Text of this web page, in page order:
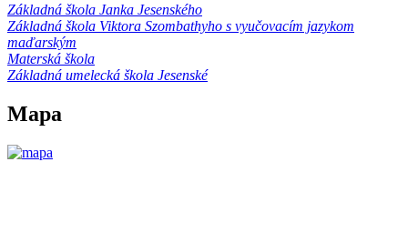
Základná škola Janka Jesenského
Základná škola Viktora Szombathyho s vyučovacím jazykom
maďarským
Materská škola
Základná umelecká škola Jesenské
Mapa